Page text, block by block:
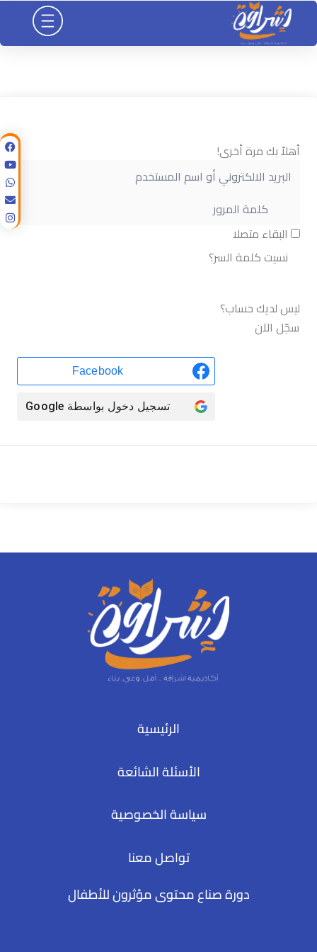
تخطي
المحتوى
أهلاً بك مرة أخرى!
البقاء متصلا
نسيت كلمة السر؟
ليس لديك حساب؟
سجّل الآن
Facebook
تسجيل دخول بواسطة Google
الرئيسية
الأسئلة الشائعة
سياسة الخصوصية
تواصل معنا
دورة صناع محتوى مؤثرون للأطفال